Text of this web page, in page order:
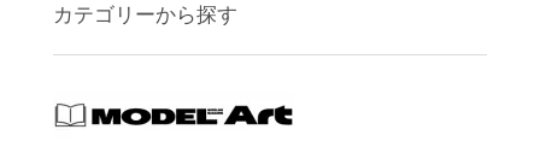
カテゴリーから探す